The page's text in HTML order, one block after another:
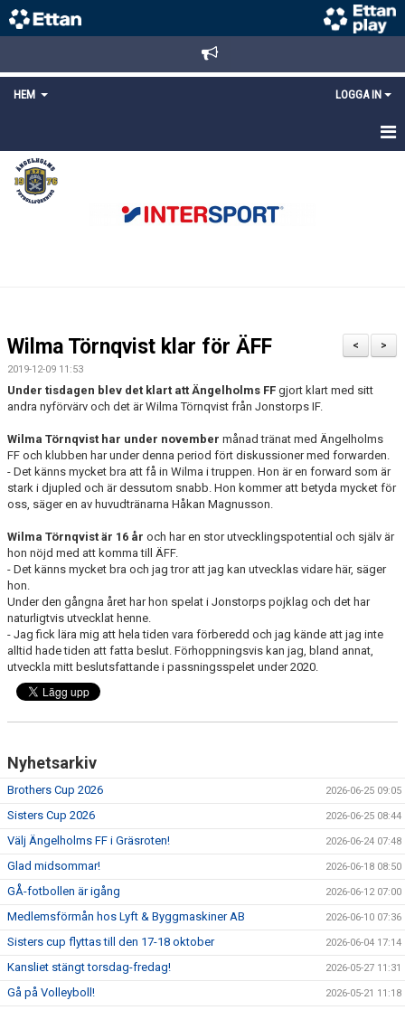
HEM LOGGA IN
STARTSIDA
NYHETER
LÄNKAR
>
<
Wilma Törnqvist klar för ÄFF
2019-12-09 11:53
Under tisdagen blev det klart att Ängelholms FF gjort klart med sitt
andra nyförvärv och det är Wilma Törnqvist från Jonstorps IF.
Wilma Törnqvist har under november månad tränat med Ängelholms
FF och klubben har under denna period fört diskussioner med forwarden.
- Det känns mycket bra att få in Wilma i truppen. Hon är en forward som är
stark i djupled och är dessutom snabb. Hon kommer att betyda mycket för
oss, säger en av huvudtränarna Håkan Magnusson.
Wilma Törnqvist är 16 år och har en stor utvecklingspotential och själv är
hon nöjd med att komma till ÄFF.
- Det känns mycket bra och jag tror att jag kan utvecklas vidare här, säger
hon.
Under den gångna året har hon spelat i Jonstorps pojklag och det har
naturligtvis utvecklat henne.
- Jag fick lära mig att hela tiden vara förberedd och jag kände att jag inte
alltid hade tiden att fatta beslut. Förhoppningsvis kan jag, bland annat,
utveckla mitt beslutsfattande i passningsspelet under 2020.
Nyhetsarkiv
Brothers Cup 2026 2026-06-25 09:05
Sisters Cup 2026 2026-06-25 08:44
Välj Ängelholms FF i Gräsroten! 2026-06-24 07:48
Glad midsommar! 2026-06-18 08:50
GÅ-fotbollen är igång 2026-06-12 07:00
Medlemsförmån hos Lyft & Byggmaskiner AB 2026-06-10 07:36
Sisters cup flyttas till den 17-18 oktober 2026-06-04 17:14
Kansliet stängt torsdag-fredag! 2026-05-27 11:31
Gå på Volleyboll! 2026-05-21 11:18